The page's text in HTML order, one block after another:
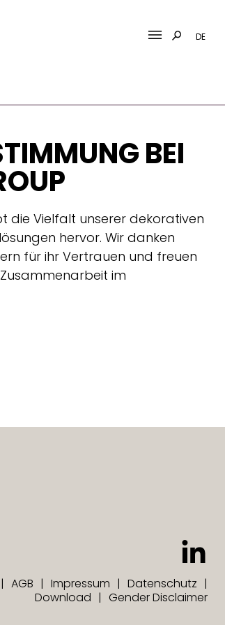
DE
BEI
die Vielfalt unserer dekorativen
hervor. Wir danken
für ihr Vertrauen und freuen
im
AGB Impressum
Datenschutz
Download
Gender Disclaimer